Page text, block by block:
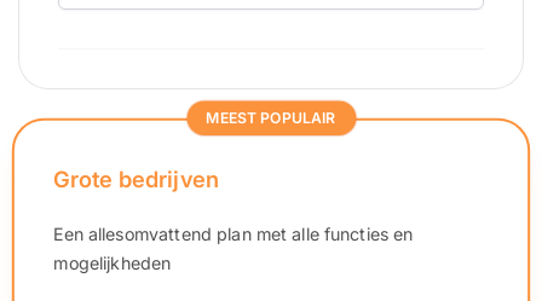
MEEST POPULAIR
Grote bedrijven
Een allesomvattend plan met alle functies en
mogelijkheden